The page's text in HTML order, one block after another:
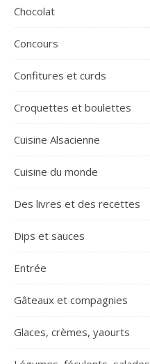
Chocolat
Concours
Confitures et curds
Croquettes et boulettes
Cuisine Alsacienne
Cuisine du monde
Des livres et des recettes
Dips et sauces
Entrée
Gâteaux et compagnies
Glaces, crèmes, yaourts